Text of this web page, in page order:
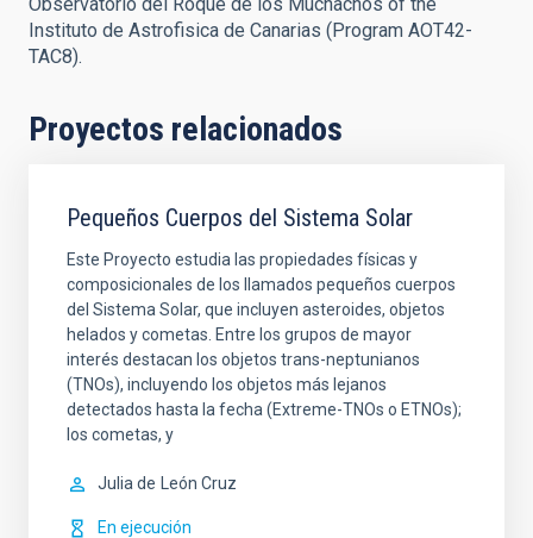
Instituto de Astrofisica de Canarias (Program AOT42-
TAC8).
Proyectos relacionados
Pequeños Cuerpos del Sistema Solar
Este Proyecto estudia las propiedades físicas y
composicionales de los llamados pequeños cuerpos
del Sistema Solar, que incluyen asteroides, objetos
helados y cometas. Entre los grupos de mayor
interés destacan los objetos trans-neptunianos
(TNOs), incluyendo los objetos más lejanos
detectados hasta la fecha (Extreme-TNOs o ETNOs);
los cometas, y
Julia de León Cruz
En ejecución